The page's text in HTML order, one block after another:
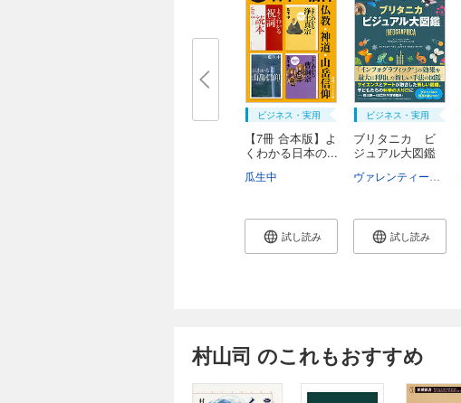
ビジネス・実用
【7冊 合本版】よ
くわかる日本の...
瓜生中
試し読み
ビジネス・実用
ブリタニカ ビ
ジュアル大図鑑
試し読み
村山司 のこれもおすすめ